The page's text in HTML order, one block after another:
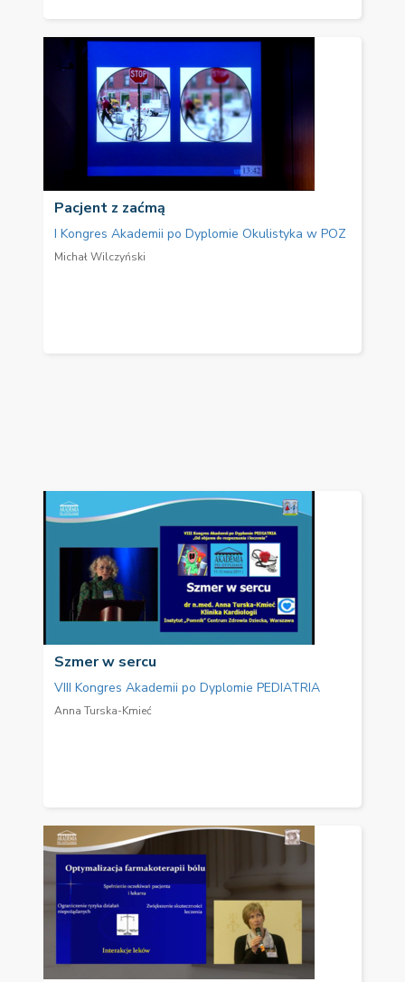
Pacjent z zaćmą
I Kongres Akademii po Dyplomie Okulistyka w POZ
Michał Wilczyński
Szmer w sercu
VIII Kongres Akademii po Dyplomie PEDIATRIA
Anna Turska-Kmieć